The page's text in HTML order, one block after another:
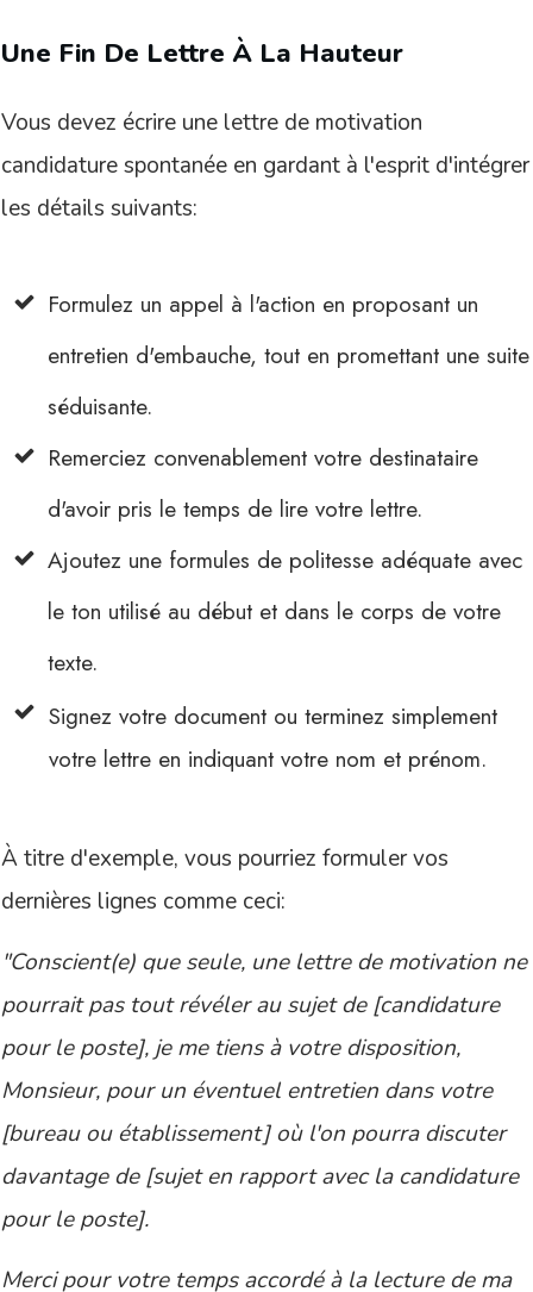
Une Fin De Lettre À La Hauteur
Vous devez écrire une lettre de motivation
candidature spontanée en gardant à l'esprit d'intégrer
les détails suivants:
Formulez un appel à l'action en proposant un
entretien d'embauche, tout en promettant une suite
séduisante.
Remerciez convenablement votre destinataire
d'avoir pris le temps de lire votre lettre.
Ajoutez une formules de politesse adéquate avec
le ton utilisé au début et dans le corps de votre
texte.
Signez votre document ou terminez simplement
votre lettre en indiquant votre nom et prénom.
À titre d'exemple, vous pourriez formuler vos
dernières lignes comme ceci:
"Conscient(e) que seule, une lettre de motivation ne
pourrait pas tout révéler au sujet de [candidature
pour le poste], je me tiens à votre disposition,
Monsieur, pour un éventuel entretien dans votre
[bureau ou établissement] où l'on pourra discuter
davantage de [sujet en rapport avec la candidature
pour le poste].
Merci pour votre temps accordé à la lecture de ma